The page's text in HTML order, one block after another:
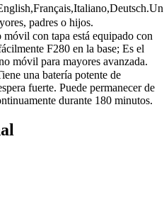
padres o hijos.
con tapa está equipado con
F280 en la base; Es el
móvil para mayores avanzada.
una batería potente de
fuerte. Puede permanecer de
durante 180 minutos.